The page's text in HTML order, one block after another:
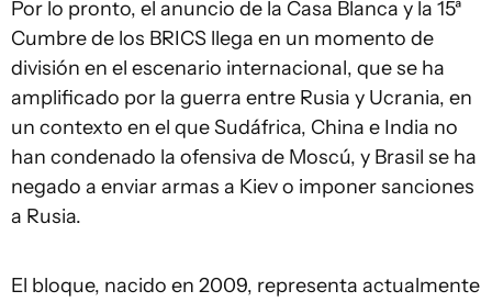
Por lo pronto, el anuncio de la Casa Blanca y la 15ª
Cumbre de los BRICS llega en un momento de
división en el escenario internacional, que se ha
amplificado por la guerra entre Rusia y Ucrania, en
un contexto en el que Sudáfrica, China e India no
han condenado la ofensiva de Moscú, y Brasil se ha
negado a enviar armas a Kiev o imponer sanciones
a Rusia.
El bloque, nacido en 2009, representa actualmente